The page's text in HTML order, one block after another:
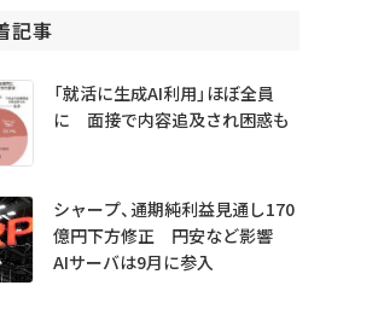
記事
「就活に生成AI利用」ほぼ全員
に 面接で内容追及され困惑も
シャープ、通期純利益見通し170
億円下方修正 円安など影響
AIサーバは9月に参入